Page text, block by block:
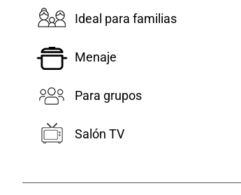
Ideal para familias
Menaje
Para grupos
Salón TV